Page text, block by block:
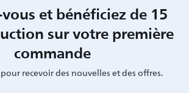
et bénéficiez de 15
sur votre première
commande
recevoir des nouvelles et des offres.